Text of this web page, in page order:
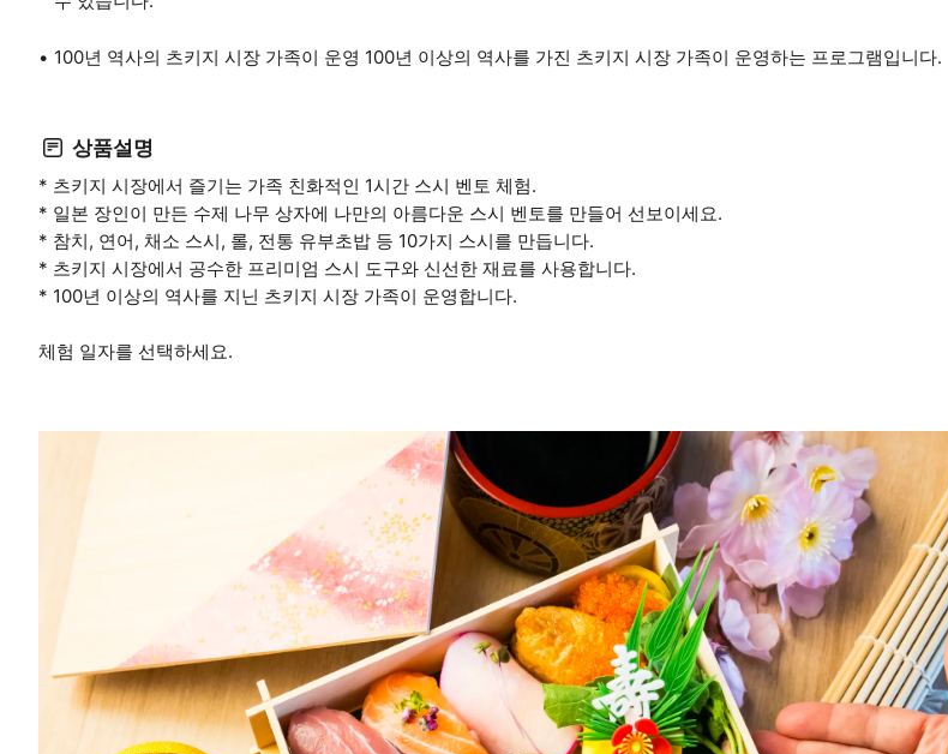
100년 역사의 츠키지 시장 가족이 운영 100년 이상의 역사를 가진 츠키지 시장 가족이 운영하는 프로그램입니다.
상품설명
* 츠키지 시장에서 즐기는 가족 친화적인 1시간 스시 벤토 체험.
* 일본 장인이 만든 수제 나무 상자에 나만의 아름다운 스시 벤토를 만들어 선보이세요.
* 참치, 연어, 채소 스시, 롤, 전통 유부초밥 등 10가지 스시를 만듭니다.
* 츠키지 시장에서 공수한 프리미엄 스시 도구와 신선한 재료를 사용합니다.
* 100년 이상의 역사를 지닌 츠키지 시장 가족이 운영합니다.
체험 일자를 선택하세요.